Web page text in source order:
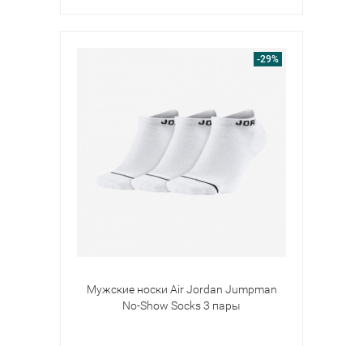
-29%
Мужские носки Air Jordan Jumpman
No-Show Socks 3 пары